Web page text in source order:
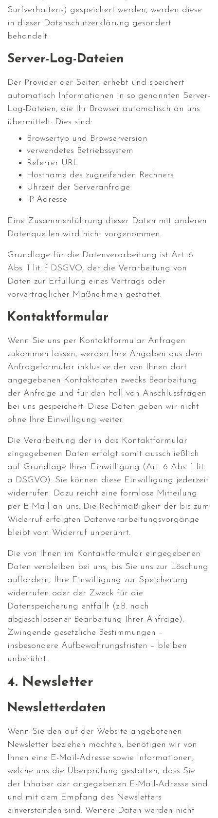
Surfverhaltens) gespeichert werden, werden diese
in dieser Datenschutzerklärung gesondert
behandelt.
Server-Log-Dateien
Der Provider der Seiten erhebt und speichert
automatisch Informationen in so genannten Server-
Log-Dateien, die Ihr Browser automatisch an uns
übermittelt. Dies sind:
Browsertyp und Browserversion
verwendetes Betriebssystem
Referrer URL
Hostname des zugreifenden Rechners
Uhrzeit der Serveranfrage
IP-Adresse
Eine Zusammenführung dieser Daten mit anderen
Datenquellen wird nicht vorgenommen.
Grundlage für die Datenverarbeitung ist Art. 6
Abs. 1 lit. f DSGVO, der die Verarbeitung von
Daten zur Erfüllung eines Vertrags oder
vorvertraglicher Maßnahmen gestattet.
Kontaktformular
Wenn Sie uns per Kontaktformular Anfragen
zukommen lassen, werden Ihre Angaben aus dem
Anfrageformular inklusive der von Ihnen dort
angegebenen Kontaktdaten zwecks Bearbeitung
der Anfrage und für den Fall von Anschlussfragen
bei uns gespeichert. Diese Daten geben wir nicht
ohne Ihre Einwilligung weiter.
Die Verarbeitung der in das Kontaktformular
eingegebenen Daten erfolgt somit ausschließlich
auf Grundlage Ihrer Einwilligung (Art. 6 Abs. 1 lit.
a DSGVO). Sie können diese Einwilligung jederzeit
widerrufen. Dazu reicht eine formlose Mitteilung
per E-Mail an uns. Die Rechtmäßigkeit der bis zum
Widerruf erfolgten Datenverarbeitungsvorgänge
bleibt vom Widerruf unberührt.
Die von Ihnen im Kontaktformular eingegebenen
Daten verbleiben bei uns, bis Sie uns zur Löschung
auffordern, Ihre Einwilligung zur Speicherung
widerrufen oder der Zweck für die
Datenspeicherung entfällt (z.B. nach
abgeschlossener Bearbeitung Ihrer Anfrage).
Zwingende gesetzliche Bestimmungen –
insbesondere Aufbewahrungsfristen – bleiben
unberührt.
4. Newsletter
Newsletterdaten
Wenn Sie den auf der Website angebotenen
Newsletter beziehen möchten, benötigen wir von
Ihnen eine E-Mail-Adresse sowie Informationen,
welche uns die Überprüfung gestatten, dass Sie
der Inhaber der angegebenen E-Mail-Adresse sind
und mit dem Empfang des Newsletters
einverstanden sind. Weitere Daten werden nicht